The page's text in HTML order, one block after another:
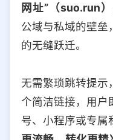
网址”（suo.run）
公域与私域的壁垒
的无缝跃迁。
无需繁琐跳转提示
个简洁链接，用户
号、小程序或专属